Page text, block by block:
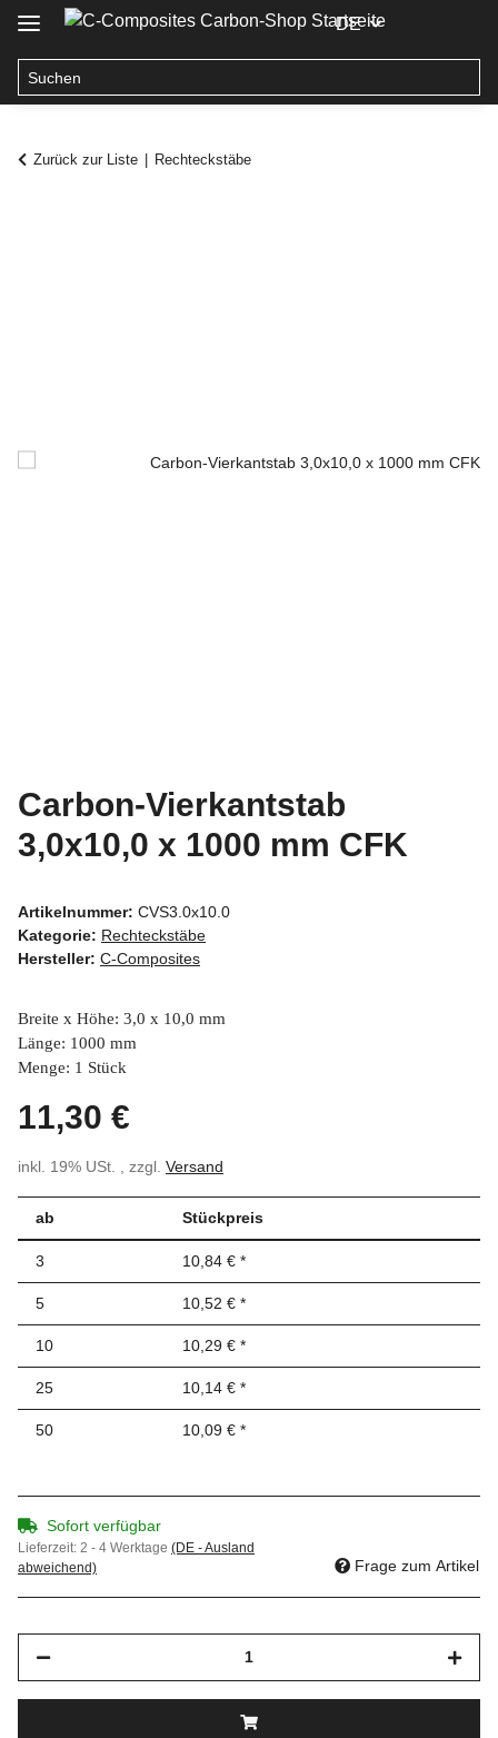
DE
Zurück zur Liste Rechteckstäbe
Carbon-Vierkantstab
3,0x10,0 x 1000 mm CFK
Artikelnummer: CVS3.0x10.0
Kategorie: Rechteckstäbe
Hersteller: C-Composites
Breite x Höhe: 3,0 x 10,0 mm
Länge: 1000 mm
Menge: 1 Stück
11,30 €
inkl. 19% USt. , zzgl. Versand
ab Stückpreis
3 10,84 € *
5 10,52 € *
10 10,29 € *
25 10,14 € *
50 10,09 € *
Sofort verfügbar
Lieferzeit: 2 - 4 Werktage (DE - Ausland
abweichend)
Frage zum Artikel